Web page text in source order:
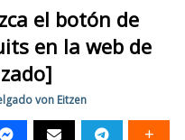
el botón de
en la web de
von Eitzen